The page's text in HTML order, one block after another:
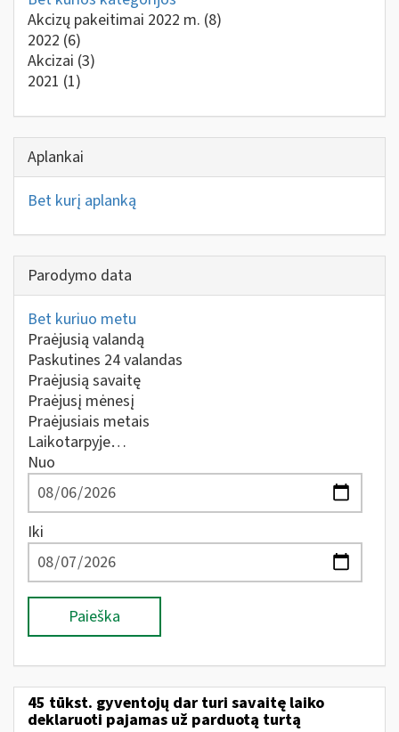
Akcizų pakeitimai 2022 m. (8)
2022 (6)
Akcizai (3)
2021 (1)
Aplankai
Bet kurį aplanką
Parodymo data
Bet kuriuo metu
Praėjusią valandą
Paskutines 24 valandas
Praėjusią savaitę
Praėjusį mėnesį
Praėjusiais metais
Laikotarpyje…
Nuo
Iki
Paieška
45 tūkst. gyventojų dar turi savaitę laiko
deklaruoti pajamas už parduotą turtą